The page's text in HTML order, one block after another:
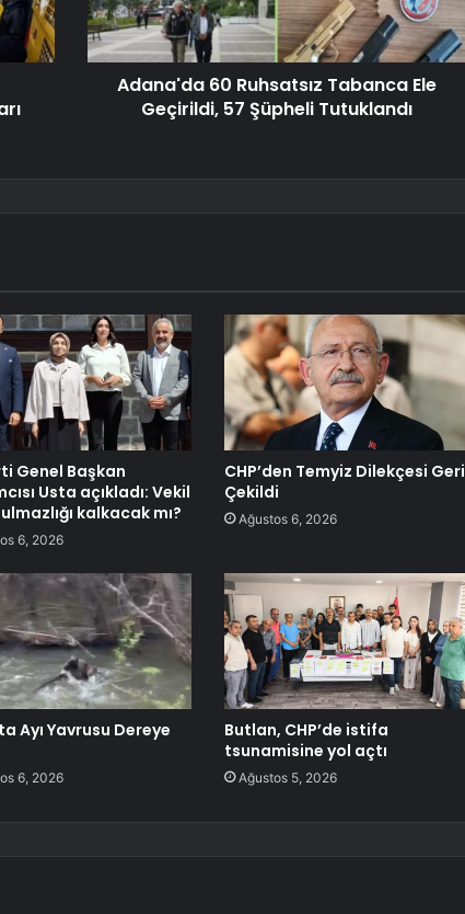
Adana'da 60 Ruhsatsız Tabanca Ele
Geçirildi, 57 Şüpheli Tutuklandı
Genel Başkan
Usta açıkladı: Vekil
kalkacak mı?
6, 2026
CHP’den Temyiz Dilekçesi Geri
Çekildi
Ağustos 6, 2026
Ayı Yavrusu Dereye
6, 2026
Butlan, CHP’de istifa
tsunamisine yol açtı
Ağustos 5, 2026